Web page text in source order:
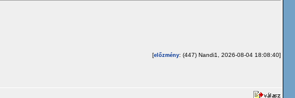
[előzmény: (447) Nandi1, 2026-08-04 18:08:40]